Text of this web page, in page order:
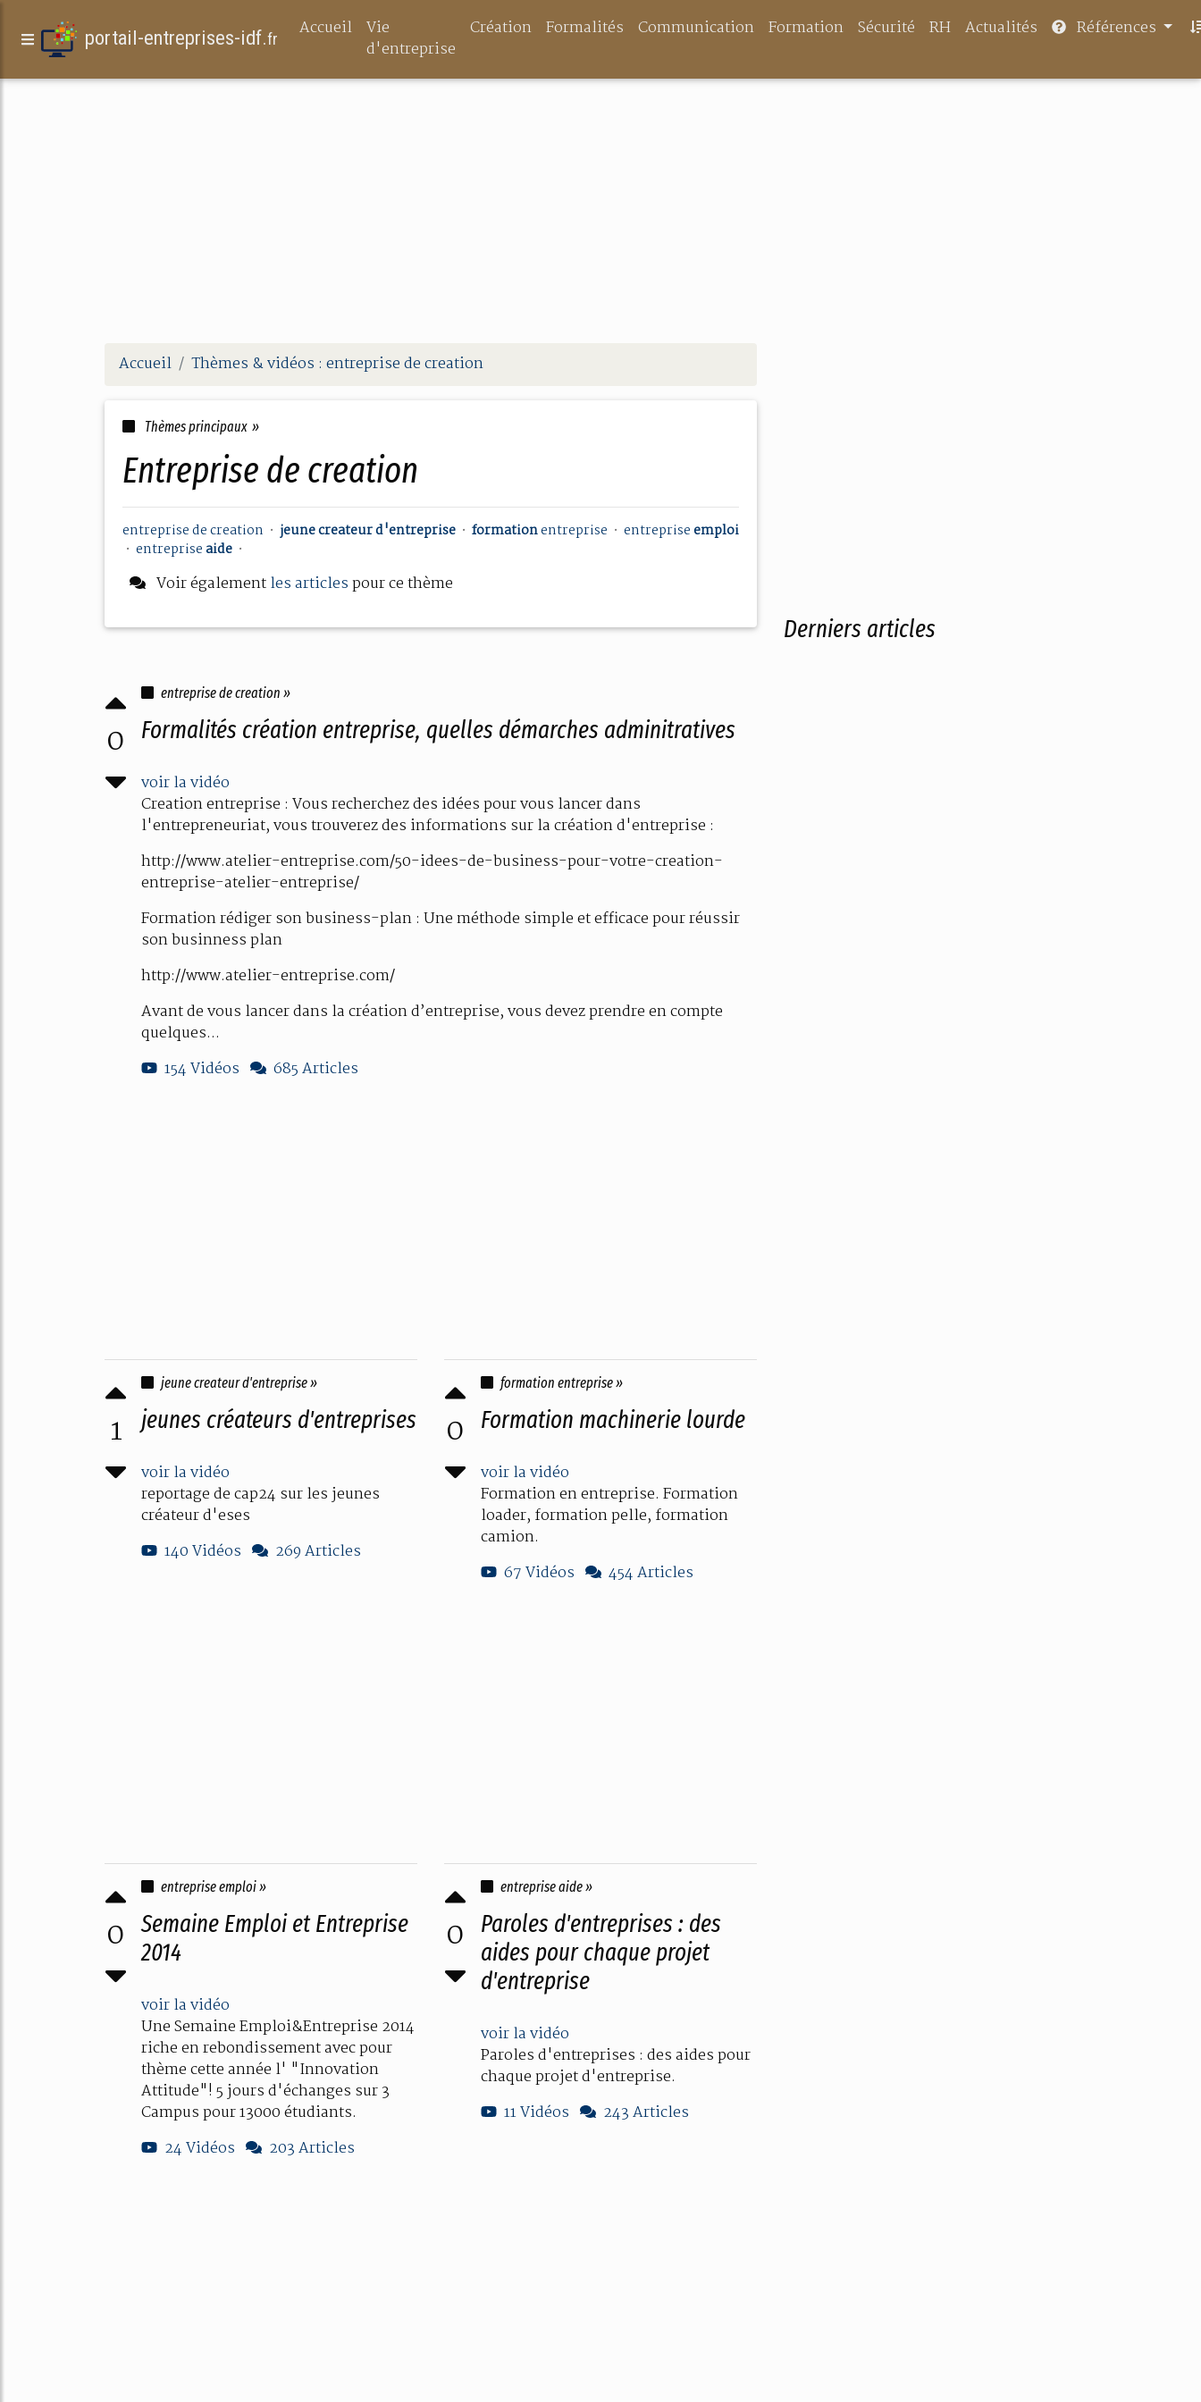
portail-entreprises-idf.fr Accueil Vie
d'entreprise
Création Formalités Communication Formation Sécurité RH Actualités Références
Accueil Thèmes & vidéos : entreprise de creation
Thèmes principaux »
entreprise de creation
entreprisedecreation • jeune createur d'entreprise • formationentreprise • entrepriseemploi
• entrepriseaide •
Voir égalementles articlespour ce thème
0
entreprise de creation »
Formalités création entreprise, quelles démarches adminitratives
voir la vidéo
Creation entreprise : Vous recherchez des idées pour vous lancer dans
l'entrepreneuriat, vous trouverez des informations sur la création d'entreprise :
http://www.atelier-entreprise.com/50-idees-de-business-pour-votre-creation-
entreprise-atelier-entreprise/
Formation rédiger son business-plan : Une méthode simple et efficace pour réussir
son businness plan
http://www.atelier-entreprise.com/
Avant de vous lancer dans la création d’entreprise, vous devez prendre en compte
quelques...
154 Vidéos
685 Articles
1
jeune createur d'entreprise »
jeunes créateurs d'entreprises
voir la vidéo
reportage de cap24 sur les jeunes
créateur d'eses
140 Vidéos
269 Articles
0
formation entreprise »
Formation machinerie lourde
voir la vidéo
Formation en entreprise. Formation
loader, formation pelle, formation
camion.
67 Vidéos
454 Articles
0
entreprise emploi »
Semaine Emploi et Entreprise
2014
voir la vidéo
Une Semaine Emploi&Entreprise 2014
riche en rebondissement avec pour
thème cette année l' "Innovation
Attitude"! 5 jours d'échanges sur 3
Campus pour 13000 étudiants.
24 Vidéos
203 Articles
0
entreprise aide »
Paroles d'entreprises : des
aides pour chaque projet
d'entreprise
voir la vidéo
Paroles d'entreprises : des aides pour
chaque projet d'entreprise.
11 Vidéos
243 Articles
Derniers articles